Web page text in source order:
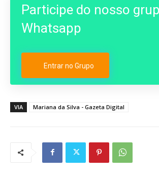
Participe do nosso
Whatsapp
Entrar no Grupo
VIA Mariana da Silva - Gazeta Digital